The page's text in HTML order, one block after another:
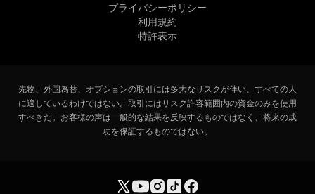
プライバシーポリシー
利用規約
特許表示
先物、外国為替、オプションの取引には多大なリスクが伴い、すべての人
に適しているわけではない。取引にはリスク許容範囲内の資金のみを使用
すべきだ。お客様の声は一般的な結果を反映するものではなく、将来の成
功を保証するものではない。